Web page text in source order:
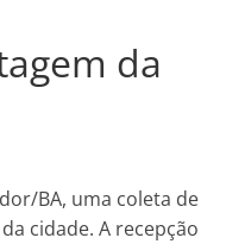
da
BA, uma coleta de
cidade. A recepção